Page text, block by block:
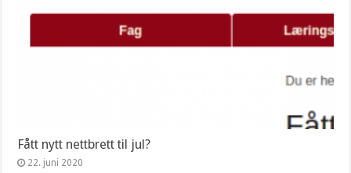
Fått nytt nettbrett til jul?
22. juni 2020